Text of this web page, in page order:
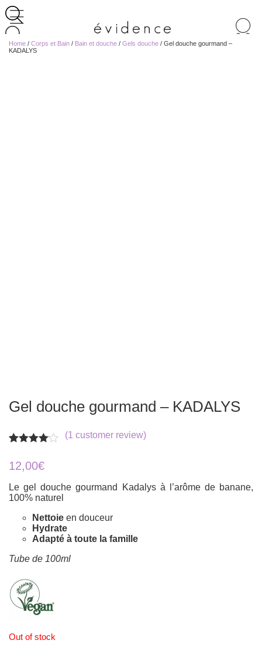
de
produits
Home / Corps et Bain / Bain et douche / Gels douche / Gel douche gourmand –
KADALYS
Gel douche gourmand – KADALYS
4.00 out
of 5
on
customer
(1 customer review)
12,00€
Le gel douche gourmand Kadalys à l’arôme de banane,
100% naturel
Nettoie en douceur
Hydrate
Adapté à toute la famille
Tube de 100ml
Out of stock